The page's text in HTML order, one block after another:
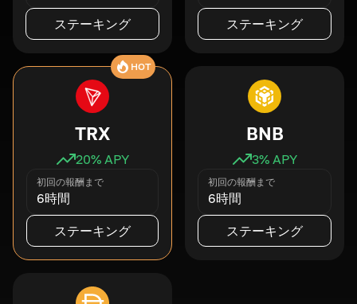
ステーキング ステーキング
HOT
TRX
20% APY
初回の報酬まで
6時間
ステーキング
BNB
3% APY
初回の報酬まで
6時間
ステーキング